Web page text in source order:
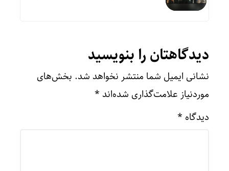
دیدگاهتان را بنویسید
نشانی ایمیل شما منتشر نخواهد شد. بخش‌های
موردنیاز علامت‌گذاری شده‌اند *
دیدگاه *